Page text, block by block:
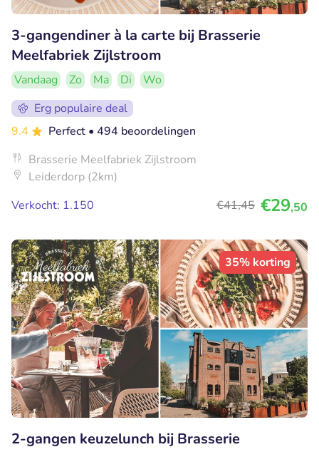
3-gangendiner à la carte bij Brasserie
Meelfabriek Zijlstroom
Vandaag Zo Ma Di
Wo
Erg populaire deal
9.4
Perfect • 494 beoordelingen
Brasserie Meelfabriek Zijlstroom
Leiderdorp (2km)
Verkocht: 1.150
€41,45 €29,50
35% korting
2-gangen keuzelunch bij Brasserie